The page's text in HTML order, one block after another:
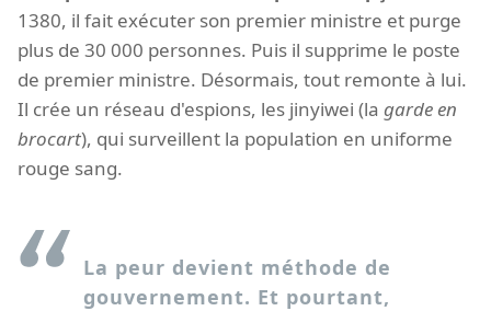
1380, il fait exécuter son premier ministre et purge
plus de 30 000 personnes. Puis il supprime le poste
de premier ministre. Désormais, tout remonte à lui.
Il crée un réseau d'espions, les jinyiwei (la garde en
brocart), qui surveillent la population en uniforme
rouge sang.
La peur devient méthode de
gouvernement. Et pourtant,